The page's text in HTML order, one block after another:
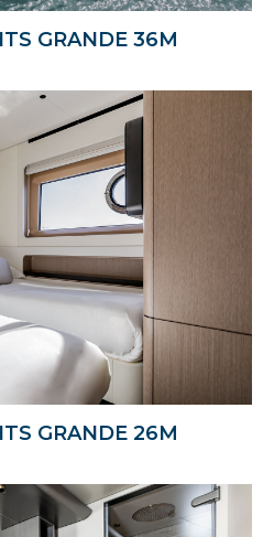
GRANDE 36M
GRANDE 26M